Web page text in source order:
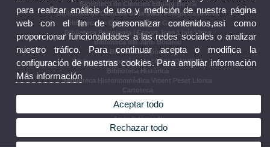
Biblioteca de Ciències Eduard Boscà
Biblioteca de Ciències de la Salut Pelegrí Casanova
Biblioteca de Ciències Socials Gregori Maians
Biblioteca Psicologia i Esport Joan Lluís Vives
Biblioteca del Jardí Botànic
Biblioteca Dipòsit
Biblioteca dipositària de l'ONU (ONUBIB)
Biblioteca Històrica
Biblioteca Historicomèdica Vicent Peset Llorca
Cartoteca
Biblioteca Campus de Ontinyent
Arxiu Històric
Arxiu Intermedi
Seccions Centrals
para realizar análisis de uso y medición de nuestra página
web con el fin de personalizar contenidos,así como
proporcionar funcionalidades a las redes sociales o analizar
nuestro tráfico. Para continuar acepta o modifica la
configuración de nuestras cookies. Para ampliar información
Más información
Aceptar todo
Rechazar todo